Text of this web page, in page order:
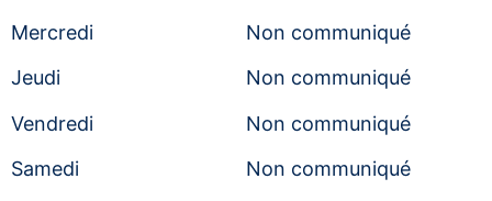
Mercredi
Non communiqué
Jeudi
Non communiqué
Vendredi
Non communiqué
Samedi
Non communiqué